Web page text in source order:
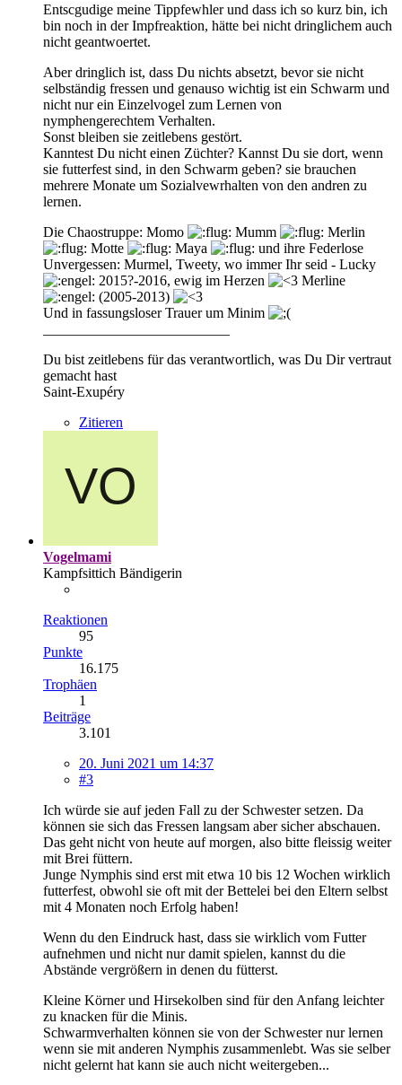
Entscgudige meine Tippfewhler und dass ich so kurz bin, ich
bin noch in der Impfreaktion, hätte bei nicht dringlichem auch
nicht geantwoertet.
Aber dringlich ist, dass Du nichts absetzt, bevor sie nicht
selbständig fressen und genauso wichtig ist ein Schwarm und
nicht nur ein Einzelvogel zum Lernen von
nymphengerechtem Verhalten.
Sonst bleiben sie zeitlebens gestört.
Kanntest Du nicht einen Züchter? Kannst Du sie dort, wenn
sie futterfest sind, in den Schwarm geben? sie brauchen
mehrere Monate um Sozialvewrhalten von den andren zu
lernen.
Die Chaostruppe: Momo
Mumm
Merlin
Motte
Maya
und ihre Federlose
Unvergessen: Murmel, Tweety, wo immer Ihr seid - Lucky
2015?-2016, ewig im Herzen
Merline
(2005-2013)
Und in fassungsloser Trauer um Minim
Du bist zeitlebens für das verantwortlich, was Du Dir vertraut
gemacht hast
Saint-Exupéry
Zitieren
Vogelmami
Kampfsittich Bändigerin
Reaktionen
95
Punkte
16.175
Trophäen
1
Beiträge
3.101
20. Juni 2021 um 14:37
#3
Ich würde sie auf jeden Fall zu der Schwester setzen. Da
können sie sich das Fressen langsam aber sicher abschauen.
Das geht nicht von heute auf morgen, also bitte fleissig weiter
mit Brei füttern.
Junge Nymphis sind erst mit etwa 10 bis 12 Wochen wirklich
futterfest, obwohl sie oft mit der Bettelei bei den Eltern selbst
mit 4 Monaten noch Erfolg haben!
Wenn du den Eindruck hast, dass sie wirklich vom Futter
aufnehmen und nicht nur damit spielen, kannst du die
Abstände vergrößern in denen du fütterst.
Kleine Körner und Hirsekolben sind für den Anfang leichter
zu knacken für die Minis.
Schwarmverhalten können sie von der Schwester nur lernen
wenn sie mit anderen Nymphis zusammenlebt. Was sie selber
nicht gelernt hat kann sie auch nicht weitergeben...